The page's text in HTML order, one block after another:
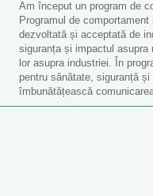
Am început un program de
Programul de
dezvoltată și acceptată de
siguranța și impactul
lor asupra industriei. În
pentru sănătate, siguranță
îmbunătățească